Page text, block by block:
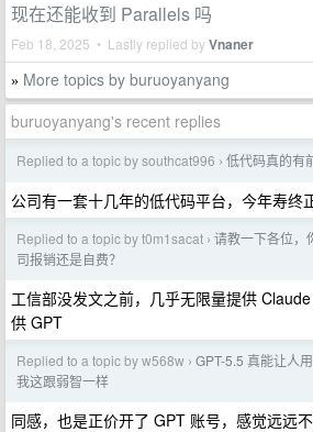
现在还能收到 Parallels 吗
Feb 18, 2025 • Lastly replied byVnaner
» More topics by buruoyanyang
buruoyanyang's recent replies
Replied to a topic by southcat996 › 低代码真的有
公司有一套十几年的低代码平台，今年寿终
Replied to a topic by t0m1sacat › 请教一下各位，
司报销还是自费？
工信部没发文之前，几乎无限量提供
供 GPT
Replied to a topic by w568w › GPT-5.5 真能让人
我这跟弱智一样
同感，也是正价开了 GPT 账号，感觉远远